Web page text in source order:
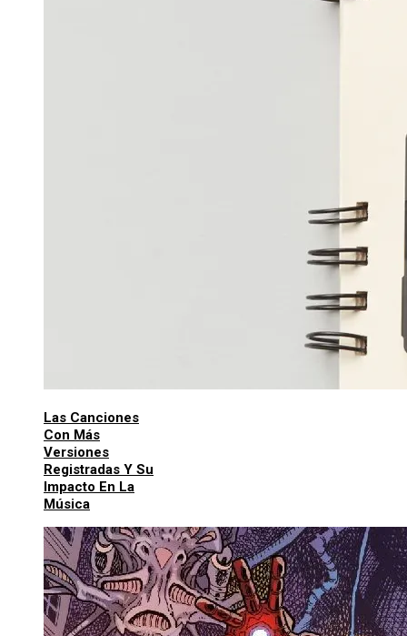
Las Canciones
Con Más
Versiones
Registradas Y Su
Impacto En La
Música